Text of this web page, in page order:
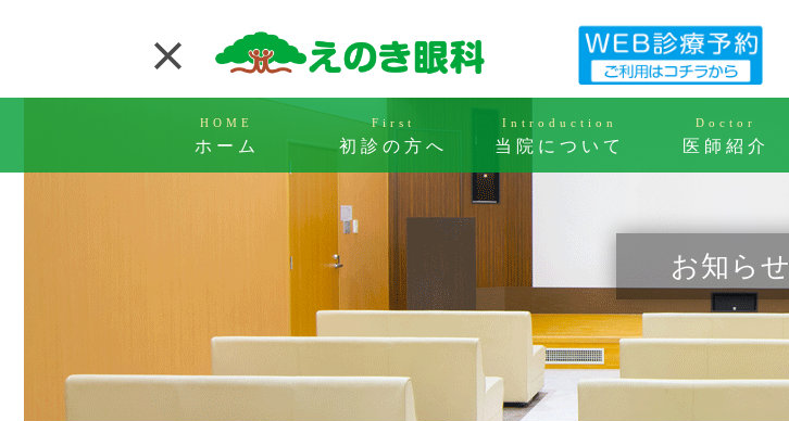
HOME
ホーム
First
初診の方へ
Introduction
当院について
Doctor
医師紹介
お知らせ